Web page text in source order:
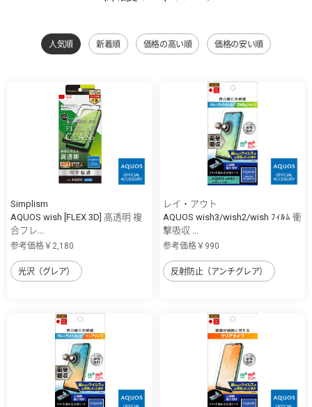
人気順 新着順 価格の高い順 価格の安い順
Simplism
AQUOS wish [FLEX 3D] 高透明 複
合フレ...
参考価格￥2,180
光沢（グレア）
レイ・アウト
AQUOS wish3/wish2/wish ﾌｨﾙﾑ 衝
撃吸収 ...
参考価格￥990
反射防止（アンチグレア）